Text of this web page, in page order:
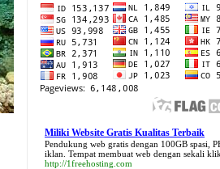
Miliki Website Gratis Kualitas Terbaik
Pendukung web gratis dengan 100GB spasi,
iklan. Tempat membuat web dengan sekali klik
http://1freehosting.com